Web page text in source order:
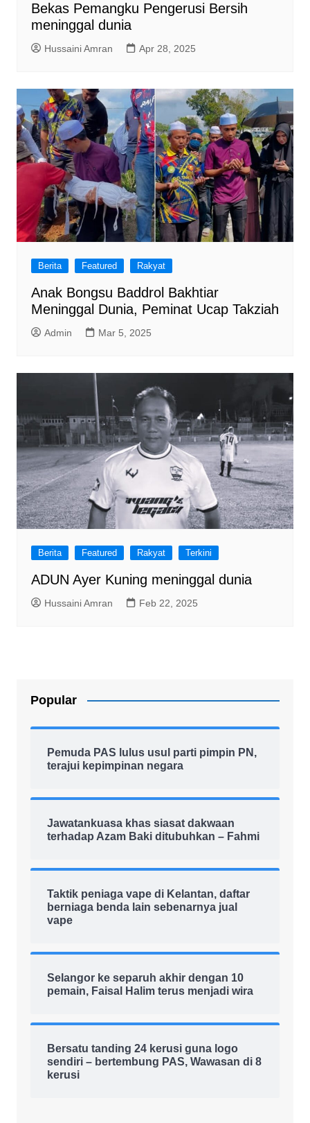
Bekas Pemangku Pengerusi Bersih
meninggal dunia
Hussaini Amran Apr 28, 2025
Berita Featured Rakyat
Anak Bongsu Baddrol Bakhtiar
Meninggal Dunia, Peminat Ucap Takziah
Admin Mar 5, 2025
Berita Featured Rakyat Terkini
ADUN Ayer Kuning meninggal dunia
Hussaini Amran Feb 22, 2025
Popular
Pemuda PAS lulus usul parti pimpin PN,
terajui kepimpinan negara
Jawatankuasa khas siasat dakwaan
terhadap Azam Baki ditubuhkan – Fahmi
Taktik peniaga vape di Kelantan, daftar
berniaga benda lain sebenarnya jual
vape
Selangor ke separuh akhir dengan 10
pemain, Faisal Halim terus menjadi wira
Bersatu tanding 24 kerusi guna logo
sendiri – bertembung PAS, Wawasan di 8
kerusi